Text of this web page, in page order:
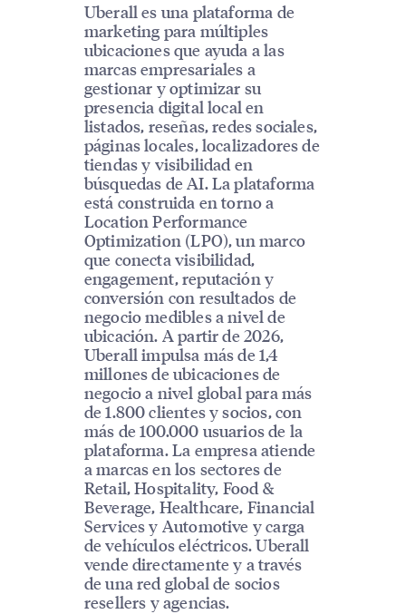
Uberall es una plataforma de
marketing para múltiples
ubicaciones que ayuda a las
marcas empresariales a
gestionar y optimizar su
presencia digital local en
listados, reseñas, redes sociales,
páginas locales, localizadores de
tiendas y visibilidad en
búsquedas de AI. La plataforma
está construida en torno a
Location Performance
Optimization (LPO), un marco
que conecta visibilidad,
engagement, reputación y
conversión con resultados de
negocio medibles a nivel de
ubicación. A partir de 2026,
Uberall impulsa más de 1,4
millones de ubicaciones de
negocio a nivel global para más
de 1.800 clientes y socios, con
más de 100.000 usuarios de la
plataforma. La empresa atiende
a marcas en los sectores de
Retail, Hospitality, Food &
Beverage, Healthcare, Financial
Services y Automotive y carga
de vehículos eléctricos. Uberall
vende directamente y a través
de una red global de socios
resellers y agencias.